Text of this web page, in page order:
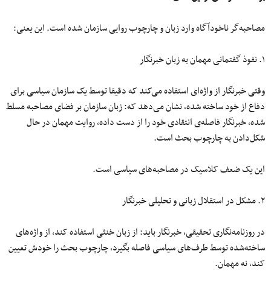
مصاحبه‌گر ناخودآگاه وارد زبان و چارچوب روایی سازمان شده است. این یعنی:
۱. نفوذ گفتمانی مهمان به زبان خبرنگار
وقتی خبرنگار از واژه‌ای استفاده می‌کند که دقیقا توسط یک سازمان سیاسی برای
دفاع از خود ساخته شده، نشان می‌دهد که: زبان سازمان بر فضای مصاحبه مسلط
شده، خبرنگار فاصله‌ی انتقادی خود را از دست داده، روایت مهمان در حال
شکل‌دادن به چارچوب بحث است.
این یک ضعف کلاسیک در مصاحبه‌های سیاسی است.
۲. مشکل در استقلال زبانی و تحلیلی خبرنگار
در روزنامه‌نگاری تحقیقی، خبرنگار باید: از زبان خنثی استفاده کند، از واژه‌های
ساخته‌شده توسط طرف‌های سیاسی فاصله بگیرد، چارچوب بحث را خودش تعیین
کند، نه مهمان.